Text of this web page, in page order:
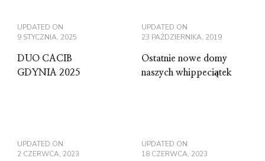
UPDATED ON
9 STYCZNIA, 2025
DUO CACIB
GDYNIA 2025
UPDATED ON
23 PAŹDZIERNIKA, 2019
Ostatnie nowe domy
naszych whippeciątek
UPDATED ON
2 CZERWCA, 2023
UPDATED ON
18 CZERWCA, 2023